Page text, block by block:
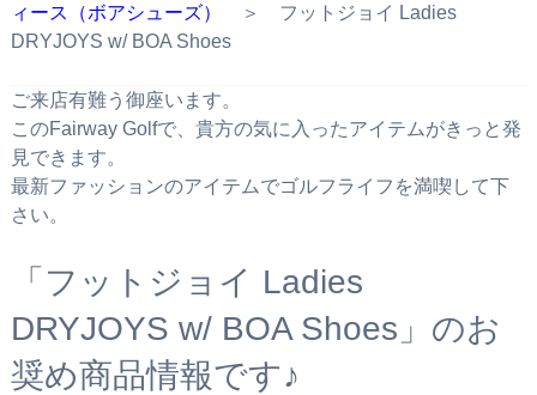
ィース（ボアシューズ）
＞ フットジョイ Ladies
DRYJOYS w/ BOA Shoes
ご来店有難う御座います。
このFairway Golfで、貴方の気に入ったアイテムがきっと発
見できます。
最新ファッションのアイテムでゴルフライフを満喫して下
さい。
「フットジョイ Ladies
DRYJOYS w/ BOA Shoes」のお
奨め商品情報です♪